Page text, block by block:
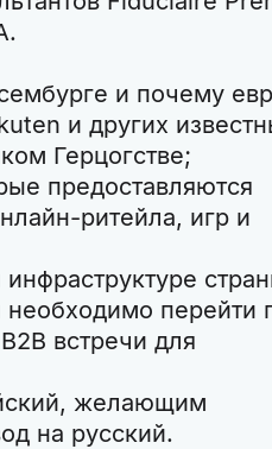
и почему
и других
Герцогстве;
предоставляются
ритейла, игр и
перейти
встречи для
желающим
на русский.